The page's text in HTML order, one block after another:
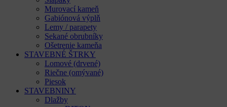
Murovací kameň
Gabiónová výplň
Lemy / parapety
Sekané obrubníky
Ošetrenie kameňa
STAVEBNÉ ŠTRKY
Lomové (drvené)
Riečne (omývané)
Piesok
STAVEBNINY
Dlažby